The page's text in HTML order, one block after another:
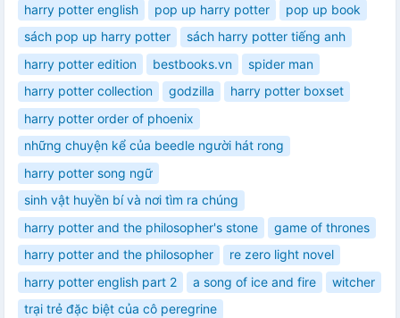
harry potter english
pop up harry potter
pop up book
sách pop up harry potter
sách harry potter tiếng anh
harry potter edition
bestbooks.vn
spider man
harry potter collection
godzilla
harry potter boxset
harry potter order of phoenix
những chuyện kể của beedle người hát rong
harry potter song ngữ
sinh vật huyền bí và nơi tìm ra chúng
harry potter and the philosopher's stone
game of thrones
harry potter and the philosopher
re zero light novel
harry potter english part 2
a song of ice and fire
witcher
trại trẻ đặc biệt của cô peregrine